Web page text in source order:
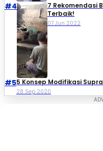
#4
7 Rekomendasi
Terbaik!
07 Jun 2022
#55 Konsep Modifikasi
28 Sep 2020